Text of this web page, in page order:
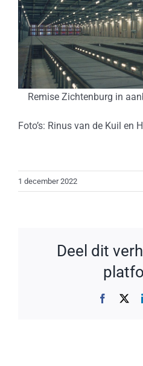
Remise Zichtenburg in
Foto’s: Rinus van de Kuil en
1 december 2022
Deel dit
Facebook